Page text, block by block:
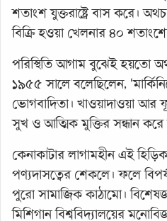
শতাংশ যুক্তরাষ্ট্রে বাস করে।
বিক্রি হওয়া খেলনার ৪০
পরিস্থিতি আগাম বুঝেই হয়তো
১৯৫৫ সালে বলেছিলেন,
ভোগবাদিতা। খাওয়াদাওয়া আর
সুখ ও আত্মিক মুক্তির সন্ধান করে
কেনাকাটার লাগামহীন এই
পণ্যদাসত্বের শেকলে। ফলে
পুরো সামাজিক কাঠামো।
মিশিগান বিশ্ববিদ্যালয়ের